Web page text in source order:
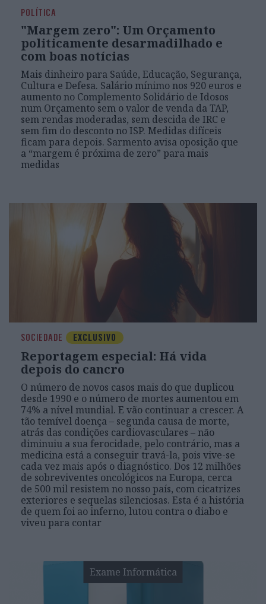
POLÍTICA
"Margem zero": Um Orçamento
politicamente desarmadilhado e
com boas notícias
Mais dinheiro para Saúde, Educação, Segurança,
Cultura e Defesa. Salário mínimo nos 920 euros e
aumento no Complemento Solidário de Idosos
num Orçamento sem o valor de venda da TAP,
sem rendas moderadas, sem descida de IRC e
sem fim do desconto no ISP. Medidas difíceis
ficam para depois. Sarmento avisa oposição que
a “margem é próxima de zero” para mais
medidas
SOCIEDADE EXCLUSIVO
Reportagem especial: Há vida
depois do cancro
O número de novos casos mais do que duplicou
desde 1990 e o número de mortes aumentou em
74% a nível mundial. E vão continuar a crescer. A
tão temível doença – segunda causa de morte,
atrás das condições cardiovasculares – não
diminuiu a sua ferocidade, pelo contrário, mas a
medicina está a conseguir travá-la, pois vive-se
cada vez mais após o diagnóstico. Dos 12 milhões
de sobreviventes oncológicos na Europa, cerca
de 500 mil resistem no nosso país, com cicatrizes
exteriores e sequelas silenciosas. Esta é a história
de quem foi ao inferno, lutou contra o diabo e
viveu para contar
Exame Informática